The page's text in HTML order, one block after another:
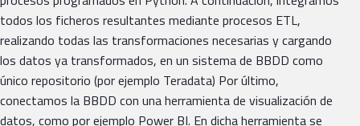
todos los ficheros resultantes mediante procesos ETL,
realizando todas las transformaciones necesarias y cargando
los datos ya transformados, en un sistema de BBDD como
único repositorio (por ejemplo Teradata) Por último,
conectamos la BBDD con una herramienta de visualización de
datos, como por ejemplo Power BI. En dicha herramienta se